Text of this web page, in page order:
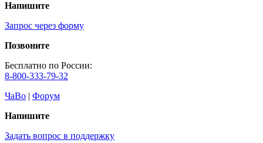
Напишите
Запрос через форму
Позвоните
Бесплатно по России:
8-800-333-79-32
ЧаВо | Форум
Напишите
Задать вопрос в поддержку